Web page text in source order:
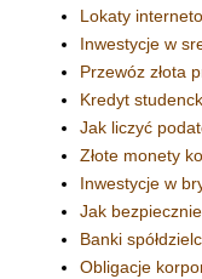
Lokaty
Inwestycje w
Przewóz złota
Kredyt
Jak liczyć
Złote monety
Inwestycje w
Jak
Banki
Obligacje